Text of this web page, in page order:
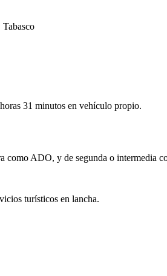
31 minutos en vehículo propio.
como ADO, y de segunda o intermedia
turísticos en lancha.